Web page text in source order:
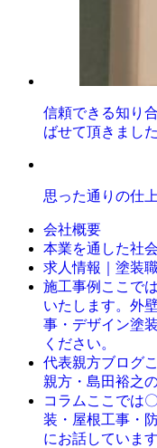
信頼できる知り
ばせて頂きました
思った通りの仕
会社概要
本業を通した社
求人情報｜塗装
施工事例 ここで
いたします。外
事・デザイン塗
ください。
代表親方ブログ
親方・島田裕之
コラム ここでは
装・屋根工事・
にお話していま